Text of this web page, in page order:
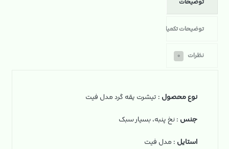
توضیحات تکمیلی
نظرات ۰
نوع محصول : تیشرت یقه گرد مدل فیت
جنس : نخ‌ پنبه، بسیار سبک
استایل : مدل فیت